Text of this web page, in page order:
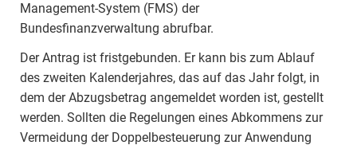
Management-System (FMS) der
Bundesfinanzverwaltung abrufbar.
Der Antrag ist fristgebunden. Er kann bis zum Ablauf
des zweiten Kalenderjahres, das auf das Jahr folgt, in
dem der Abzugsbetrag angemeldet worden ist, gestellt
werden. Sollten die Regelungen eines Abkommens zur
Vermeidung der Doppelbesteuerung zur Anwendung